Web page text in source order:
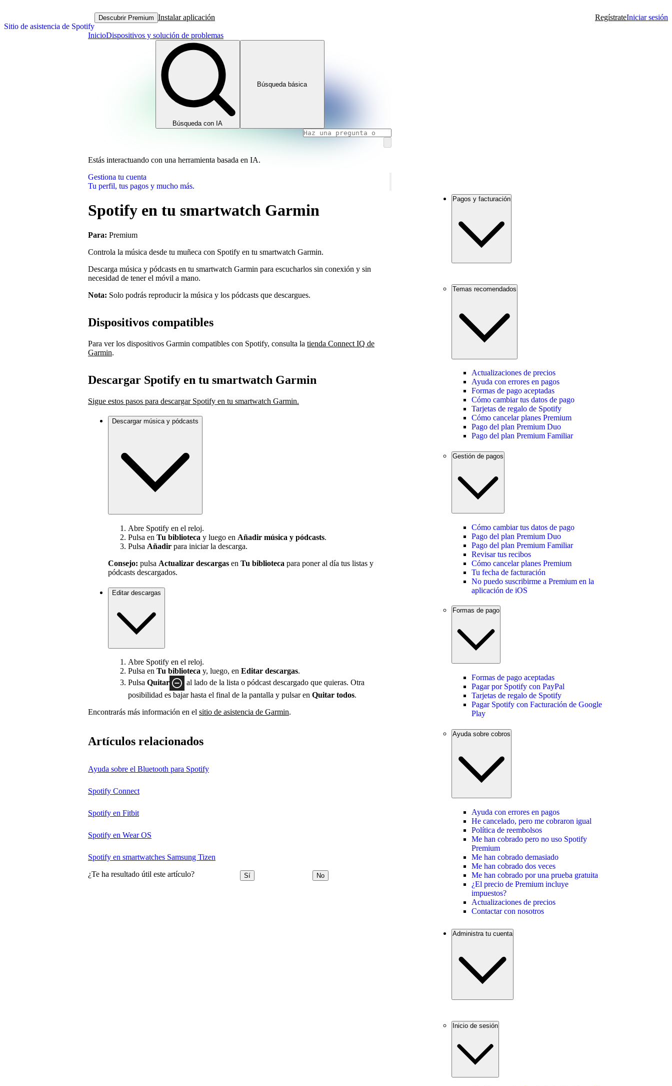
Sitio de asistencia de Spotify
Descubrir Premium Instalar aplicación RegístrateIniciar sesión
InicioDispositivos y solución de problemas
Búsqueda con IA
Búsqueda básica
Estás interactuando con una herramienta basada en IA.
Gestiona tu cuenta
Tu perfil, tus pagos y mucho más.
Spotify en tu smartwatch Garmin
Para: Premium
Controla la música desde tu muñeca con Spotify en tu smartwatch Garmin.
Descarga música y pódcasts en tu smartwatch Garmin para escucharlos sin conexión y sin
necesidad de tener el móvil a mano.
Nota: Solo podrás reproducir la música y los pódcasts que descargues.
Dispositivos compatibles
Para ver los dispositivos Garmin compatibles con Spotify, consulta la tienda Connect IQ de
Garmin.
Descargar Spotify en tu smartwatch Garmin
Sigue estos pasos para descargar Spotify en tu smartwatch Garmin.
Descargar música y pódcasts
Abre Spotify en el reloj.
Pulsa en Tu biblioteca y luego en Añadir música y pódcasts.
Pulsa Añadir para iniciar la descarga.
Consejo: pulsa Actualizar descargas en Tu biblioteca para poner al día tus listas y
pódcasts descargados.
Editar descargas
Abre Spotify en el reloj.
Pulsa en Tu biblioteca y, luego, en Editar descargas.
Pulsa Quitar
al lado de la lista o pódcast descargado que quieras. Otra
posibilidad es bajar hasta el final de la pantalla y pulsar en Quitar todos.
Encontrarás más información en el sitio de asistencia de Garmin.
Artículos relacionados
Ayuda sobre el Bluetooth para Spotify
Spotify Connect
Spotify en Fitbit
Spotify en Wear OS
Spotify en smartwatches Samsung Tizen
¿Te ha resultado útil este artículo? Sí No
Pagos y facturación
Temas recomendados
Actualizaciones de precios
Ayuda con errores en pagos
Formas de pago aceptadas
Cómo cambiar tus datos de pago
Tarjetas de regalo de Spotify
Cómo cancelar planes Premium
Pago del plan Premium Duo
Pago del plan Premium Familiar
Gestión de pagos
Cómo cambiar tus datos de pago
Pago del plan Premium Duo
Pago del plan Premium Familiar
Revisar tus recibos
Cómo cancelar planes Premium
Tu fecha de facturación
No puedo suscribirme a Premium en la
aplicación de iOS
Formas de pago
Formas de pago aceptadas
Pagar por Spotify con PayPal
Tarjetas de regalo de Spotify
Pagar Spotify con Facturación de Google
Play
Ayuda sobre cobros
Ayuda con errores en pagos
He cancelado, pero me cobraron igual
Política de reembolsos
Me han cobrado pero no uso Spotify
Premium
Me han cobrado demasiado
Me han cobrado dos veces
Me han cobrado por una prueba gratuita
¿El precio de Premium incluye
impuestos?
Actualizaciones de precios
Contactar con nosotros
Administra tu cuenta
Inicio de sesión